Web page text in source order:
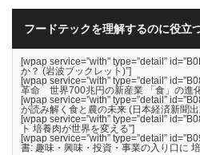
フードテックを理解するのに役立
[wpap service=”with” type=”detail”
か？ (岩波ブックレット)”]
[wpap service=”with” type=”detail”
革命 世界700兆円の新産業 「食」の進
[wpap service=”with” type=”detail”
が読み解く食と農の未来 (日本経済新聞出
[wpap service=”with” type=”detail”
ト 培養肉が世界を変える”]
[wpap service=”with” type=”detail”
書: 趣味・興味・投資・事業の入り口に